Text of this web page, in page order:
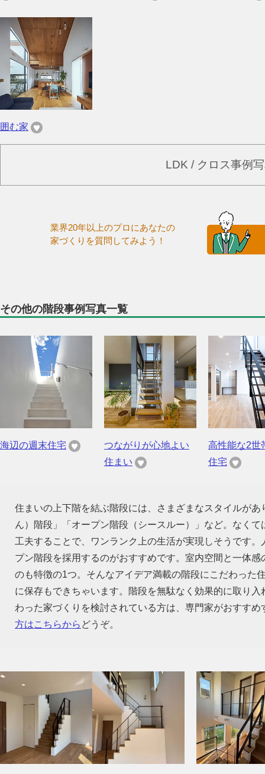
囲む家
LDK / クロス事例
業界20年以上のプロにあなたの
家づくりを質問してみよう！
その他の階段事例写真一覧
海辺の週末住宅
つながりが心地よい
住まい
高性能な2世
住宅
住まいの上下階を結ぶ階段には、さまざまなスタイルが
ん）階段」「オープン階段（シースルー）」など。なく
工夫することで、ワンランク上の生活が実現しそうです
プン階段を採用するのがおすすめです。室内空間と一体
のも特徴の1つ。そんなアイデア満載の階段にこだわった
に保存もできちゃいます。階段を無駄なく効果的に取り
わった家づくりを検討されている方は、専門家がおすす
方はこちらから どうぞ。